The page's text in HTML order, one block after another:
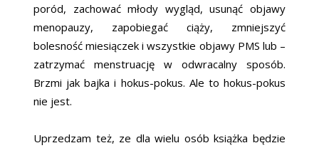
poród, zachować młody wygląd, usunąć objawy
menopauzy, zapobiegać ciąży, zmniejszyć
bolesność miesiączek i wszystkie objawy PMS lub –
zatrzymać menstruację w odwracalny sposób.
Brzmi jak bajka i hokus-pokus. Ale to hokus-pokus
nie jest.
Uprzedzam też, ze dla wielu osób książka będzie